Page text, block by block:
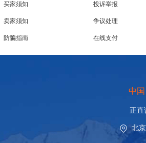
买家须知
卖家须知
防骗指南
投诉举报
争议处理
在线支付
中
正直
北